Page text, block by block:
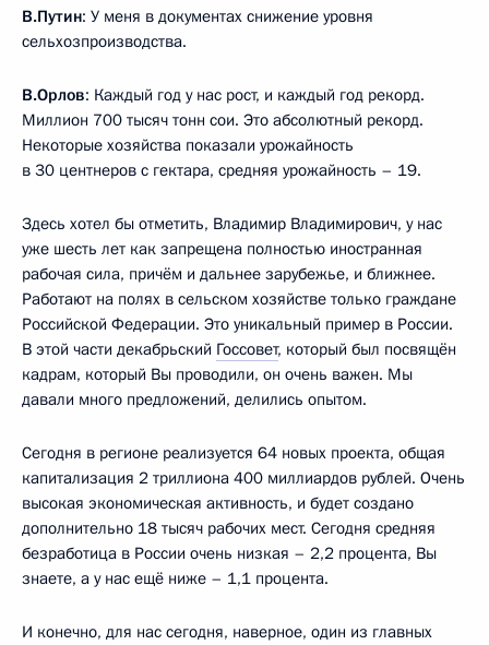
В.Путин: У меня в документах снижение уровня
сельхозпроизводства.
В.Орлов: Каждый год у нас рост, и каждый год рекорд.
Миллион 700 тысяч тонн сои. Это абсолютный рекорд.
Некоторые хозяйства показали урожайность
в 30 центнеров с гектара, средняя урожайность – 19.
Здесь хотел бы отметить, Владимир Владимирович, у нас
уже шесть лет как запрещена полностью иностранная
рабочая сила, причём и дальнее зарубежье, и ближнее.
Работают на полях в сельском хозяйстве только граждане
Российской Федерации. Это уникальный пример в России.
В этой части декабрьский Госсовет, который был посвящён
кадрам, который Вы проводили, он очень важен. Мы
давали много предложений, делились опытом.
Сегодня в регионе реализуется 64 новых проекта, общая
капитализация 2 триллиона 400 миллиардов рублей. Очень
высокая экономическая активность, и будет создано
дополнительно 18 тысяч рабочих мест. Сегодня средняя
безработица в России очень низкая – 2,2 процента, Вы
знаете, а у нас ещё ниже – 1,1 процента.
И конечно, для нас сегодня, наверное, один из главных